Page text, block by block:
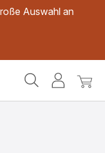
Auswahl an
Mein
Mein